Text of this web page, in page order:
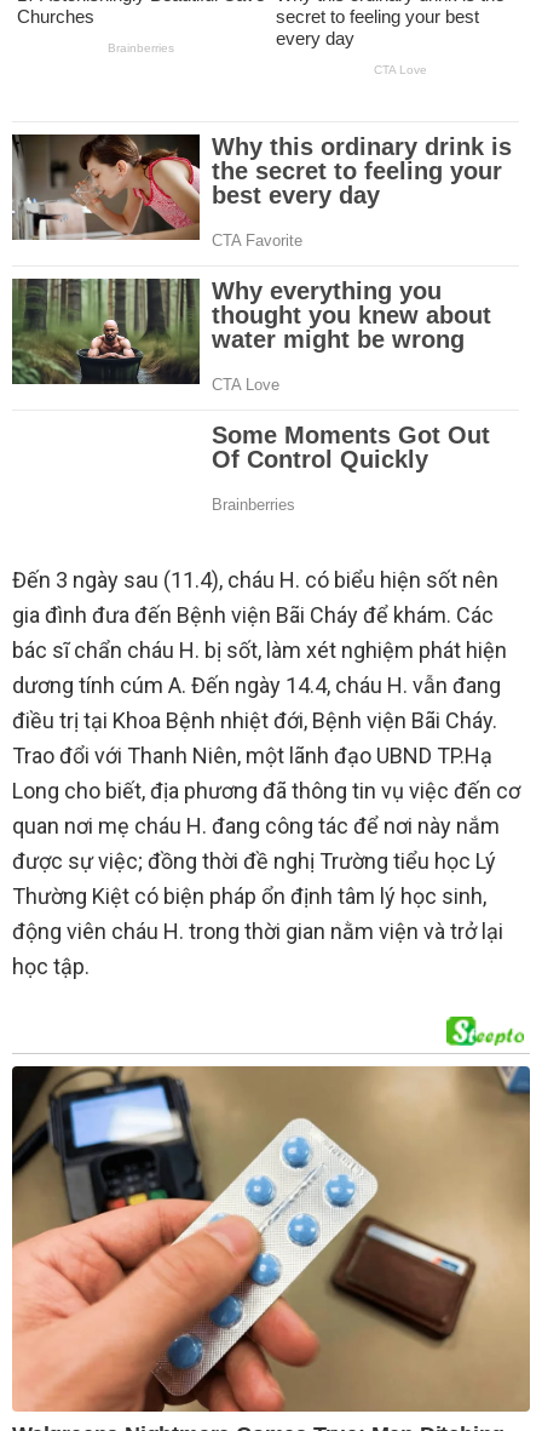
Đến 3 ngày sau (11.4), cháu H. có biểu hiện sốt nên
gia đình đưa đến Bệnh viện Bãi Cháy để khám. Các
bác sĩ chẩn cháu H. bị sốt, làm xét nghiệm phát hiện
dương tính cúm A. Đến ngày 14.4, cháu H. vẫn đang
điều trị tại Khoa Bệnh nhiệt đới, Bệnh viện Bãi Cháy.
Trao đổi với Thanh Niên, một lãnh đạo UBND TP.Hạ
Long cho biết, địa phương đã thông tin vụ việc đến cơ
quan nơi mẹ cháu H. đang công tác để nơi này nắm
được sự việc; đồng thời đề nghị Trường tiểu học Lý
Thường Kiệt có biện pháp ổn định tâm lý học sinh,
động viên cháu H. trong thời gian nằm viện và trở lại
học tập.